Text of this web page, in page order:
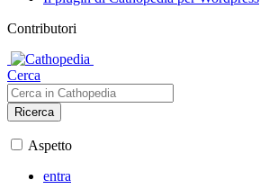
Contributori
Cerca
Ricerca
Aspetto
entra